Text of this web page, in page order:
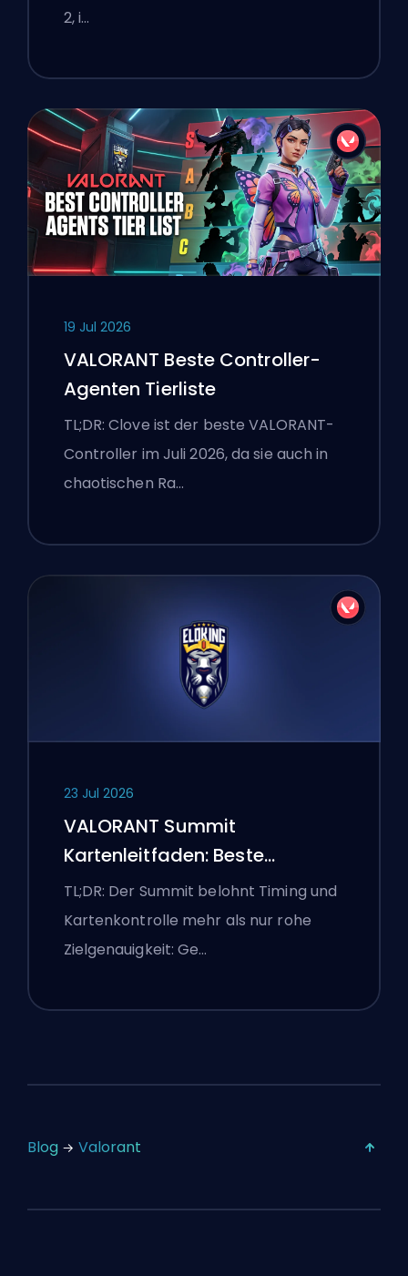
2, i…
19 Jul 2026
VALORANT Beste Controller-
Agenten Tierliste
TL;DR: Clove ist der beste VALORANT-
Controller im Juli 2026, da sie auch in
chaotischen Ra…
23 Jul 2026
VALORANT Summit
Kartenleitfaden: Beste
Agenten, Callouts und
Smokes
TL;DR: Der Summit belohnt Timing und
Kartenkontrolle mehr als nur rohe
Zielgenauigkeit: Ge…
Blog Valorant